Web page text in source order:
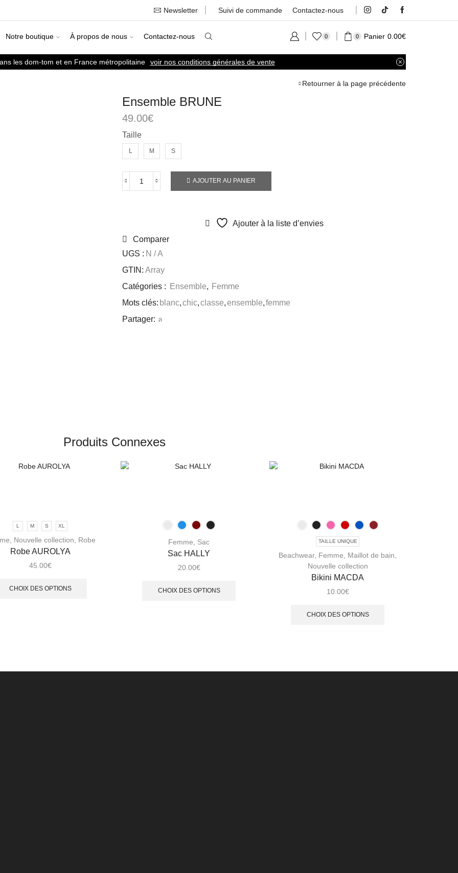
Newsletter Suivi de commande Contactez-nous
Notre boutique À propos de nous Contactez-nous 0 0 Panier 0.00€
les dom-tom et en France métropolitaine voir nos conditions générales de vente
Retourner à la page précédente
Ensemble BRUNE
49.00€
Taille
L M S
AJOUTER AU PANIER
Ajouter à la liste d’envies
Comparer
UGS : N / A
GTIN: Array
Catégories :
Ensemble, Femme
Mots clés: blanc,chic,classe,ensemble,femme
Partager:
Produits Connexes
L M S XL
Nouvelle collection Robe
Robe AUROLYA
45.00€
CHOIX DES OPTIONS
Femme Sac
Sac HALLY
20.00€
CHOIX DES OPTIONS
TAILLE UNIQUE
Beachwear, Femme Maillot de bain
Nouvelle collection
Bikini MACDA
10.00€
CHOIX DES OPTIONS